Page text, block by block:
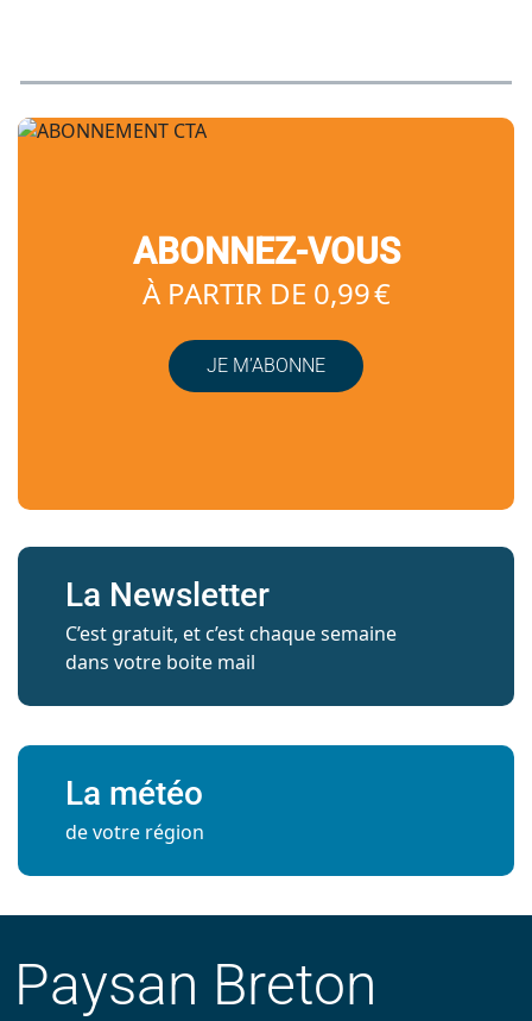
ABONNEZ-VOUS
À PARTIR DE 0,99 €
JE M’ABONNE
La Newsletter
C’est gratuit, et c’est chaque semaine
dans votre boite mail
La météo
de votre région
Paysan Breton